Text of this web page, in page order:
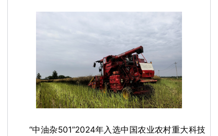
“中油杂501”2024年入选中国农业农村重大科技